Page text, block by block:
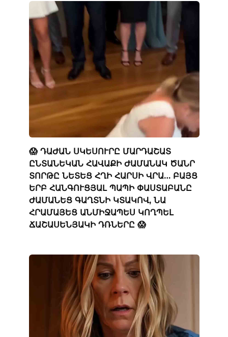
😱 ԴԱԺԱՆ ՍԿԵՍՈՒՐԸ ՄԱՐԴԱՇԱՏ
ԸՆՏԱՆԵԿԱՆ ՀԱՎԱՔԻ ԺԱՄԱՆԱԿ ԾԱՆՐ
ՏՈՐԹԸ ՆԵՏԵՑ ՀՂԻ ՀԱՐՍԻ ՎՐԱ… ԲԱՅՑ
ԵՐԲ ՀԱՆԳՈՒՑՅԱԼ ՊԱՊԻ ՓԱՍՏԱԲԱՆԸ
ԺԱՄԱՆԵՑ ԳԱՂՏՆԻ ԿՏԱԿՈՎ, ՆԱ
ՀՐԱՄԱՅԵՑ ԱՆՄԻՋԱՊԵՍ ԿՈՂՊԵԼ
ՃԱՇԱՍԵՆՅԱԿԻ ԴՌՆԵՐԸ 😱